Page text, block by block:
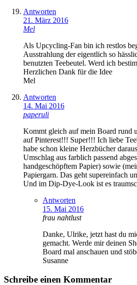
Antworten
21. März 2016
Mel
Als Upcycling-Fan bin ich restlos
Ausstrahlung der eigentlich so
benutzten Teebeutel. Werd ich
Herzlichen Dank für die Idee
Mel
Antworten
14. Mai 2016
paperuli
Kommt gleich auf mein Board rund
auf Pinterest!!! Super!!! Ich liebe
habe schon kleine Herzbücher
Umschlag aus farblich passend
handgeschöpftem Papier) sowie
Papiergarn. Das geht supereinfach
Und im Dip-Dye-Look ist es
Antworten
15. Mai 2016
frau nahtlust
Danke, Ulrike, jetzt hast du
gemacht. Werde mir deinen
Board mal anschauen und
Susanne
Schreibe einen Kommentar